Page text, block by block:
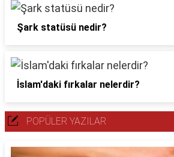
Şark statüsü nedir?
İslam'daki fırkalar nelerdir?
POPÜLER YAZILAR